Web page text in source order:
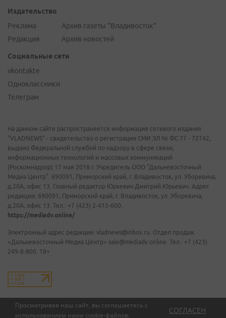
Просматривая наш сайт, вы соглашаетесь с
использованием нами cookie-файлов.
СОГЛАСЕН
Издательство
Реклама
Редакция
Архив газеты "Владивосток"
Архив новостей
Социальные сети
vkontakte
Одноклассники
Телеграм
На данном сайте распространяется информация сетевого издания
"VLADNEWS" - свидетельство о регистрации СМИ ЭЛ № ФС 77 - 72742,
выдано Федеральной службой по надзору в сфере связи,
информационных технологий и массовых коммуникаций
(Роскомнадзор) 17 мая 2018 г. Учредитель ООО "Дальневосточный
Медиа Центр". 690091, Приморский край, г. Владивосток, ул. Уборевича,
д.20А, офис 13. Главный редактор Юркевич Дмитрий Юрьевич. Адрес
редакции: 690091, Приморский край, г. Владивосток, ул. Уборевича,
д.20А, офис 13. Тел.: +7 (423) 2-415-600.
https://mediadv.online/
Электронный адрес редакции: vladnews@inbox.ru. Отдел продаж
«Дальневосточный Медиа Центр» sale@mediadv.online. Тел.: +7 (423)
249-8-800. 18+